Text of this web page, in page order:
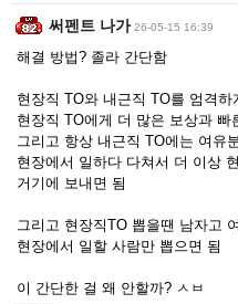
써펜트 나가 26-05-15 16:39
해결 방법? 졸라 간단함
현장직 TO와 내근직 TO를 엄격하
현장직 TO에게 더 많은 보상과 빠
그리고 항상 내근직 TO에는 여유
현장에서 일하다 다쳐서 더 이상
거기에 보내면 됨
그리고 현장직TO 뽑을땐 남자고
현장에서 일할 사람만 뽑으면 됨
이 간단한 걸 왜 안할까? ㅅㅂ